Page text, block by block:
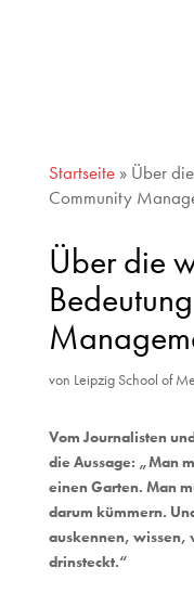
Startseite» Über
Community
Über die
von Leipzig School of
Vom Journalisten
die Aussage: „Man
einen Garten. Man
darum kümmern.
auskennen,
drinsteckt.“